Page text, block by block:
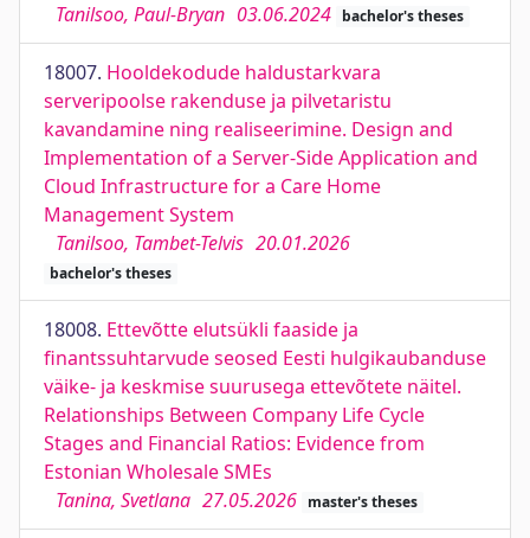
Tanilsoo, Paul-Bryan 03.06.2024 bachelor's theses
18007. Hooldekodude haldustarkvara
serveripoolse rakenduse ja pilvetaristu
kavandamine ning realiseerimine. Design and
Implementation of a Server-Side Application and
Cloud Infrastructure for a Care Home
Management System
Tanilsoo, Tambet-Telvis 20.01.2026
bachelor's theses
18008. Ettevõtte elutsükli faaside ja
finantssuhtarvude seosed Eesti hulgikaubanduse
väike- ja keskmise suurusega ettevõtete näitel.
Relationships Between Company Life Cycle
Stages and Financial Ratios: Evidence from
Estonian Wholesale SMEs
Tanina, Svetlana 27.05.2026 master's theses